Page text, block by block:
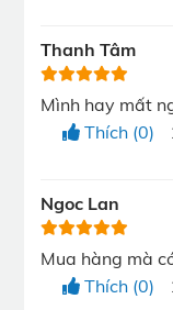
04 chế độ
sau:
Chế độ sức
Chế độ làm
Thanh Tâm
Mình hay mất
Thích (0)
Ngoc Lan
Mua hàng mà
Thích (0)